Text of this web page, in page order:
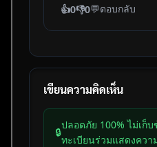
👍0👎0💬ตอบกลับ
เขียนความคิดเห็น
🔒
ปลอดภัย 100% ไม่เก็
ทะเบียนร่วมแสดงควา